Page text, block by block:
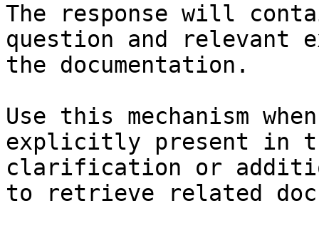
The response will
question and relevant
the documentation.
Use this mechanism
explicitly present in
clarification or